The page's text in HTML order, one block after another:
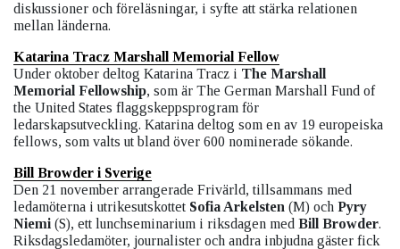
diskussioner och föreläsningar, i syfte att stärka relationen
mellan länderna.
Katarina Tracz Marshall Memorial Fellow
Under oktober deltog Katarina Tracz i The Marshall
Memorial Fellowship, som är The German Marshall Fund of
the United States flaggskeppsprogram för
ledarskapsutveckling. Katarina deltog som en av 19 europeiska
fellows, som valts ut bland över 600 nominerade sökande.
Bill Browder i Sverige
Den 21 november arrangerade Frivärld, tillsammans med
ledamöterna i utrikesutskottet Sofia Arkelsten (M) och Pyry
Niemi (S), ett lunchseminarium i riksdagen med Bill Browder.
Riksdagsledamöter, journalister och andra inbjudna gäster fick